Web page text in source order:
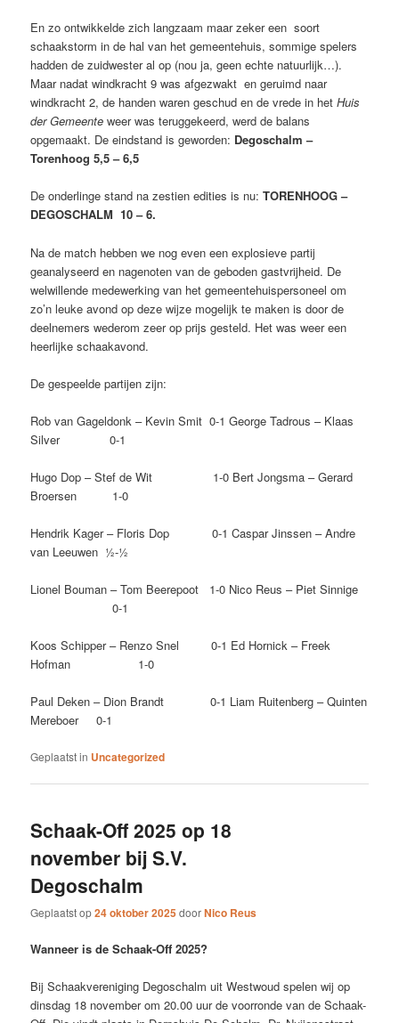
En zo ontwikkelde zich langzaam maar zeker een soort
schaakstorm in de hal van het gemeentehuis, sommige spelers
hadden de zuidwester al op (nou ja, geen echte natuurlijk…).
Maar nadat windkracht 9 was afgezwakt en geruimd naar
windkracht 2, de handen waren geschud en de vrede in hetHuis
der Gemeente weer was teruggekeerd, werd de balans
opgemaakt. De eindstand is geworden: Degoschalm –
Torenhoog 5,5 – 6,5
De onderlinge stand na zestien edities is nu:TORENHOOG –
DEGOSCHALM10 – 6.
Na de match hebben we nog even een explosieve partij
geanalyseerd en nagenoten van de geboden gastvrijheid. De
welwillende medewerking van het gemeentehuispersoneel om
zo’n leuke avond op deze wijze mogelijk te maken is door de
deelnemers wederom zeer op prijs gesteld. Het was weer een
heerlijke schaakavond.
De gespeelde partijen zijn:
Rob van Gageldonk – Kevin Smit 0-1 George Tadrous – Klaas
Silver 0-1
Hugo Dop – Stef de Wit 1-0 Bert Jongsma – Gerard
Broersen 1-0
Hendrik Kager – Floris Dop 0-1 Caspar Jinssen – Andre
van Leeuwen ½-½
Lionel Bouman – Tom Beerepoot 1-0 Nico Reus – Piet Sinnige
0-1
Koos Schipper – Renzo Snel 0-1 Ed Hornick – Freek
Hofman 1-0
Paul Deken – Dion Brandt 0-1 Liam Ruitenberg – Quinten
Mereboer 0-1
Geplaatst in Uncategorized
Schaak-Off 2025 op 18
november bij S.V.
Degoschalm
Geplaatst op24 oktober 2025 doorNico Reus
Wanneer is de Schaak-Off 2025?
Bij Schaakvereniging Degoschalm uit Westwoud spelen wij op
dinsdag 18 november om 20.00 uur de voorronde van de Schaak-